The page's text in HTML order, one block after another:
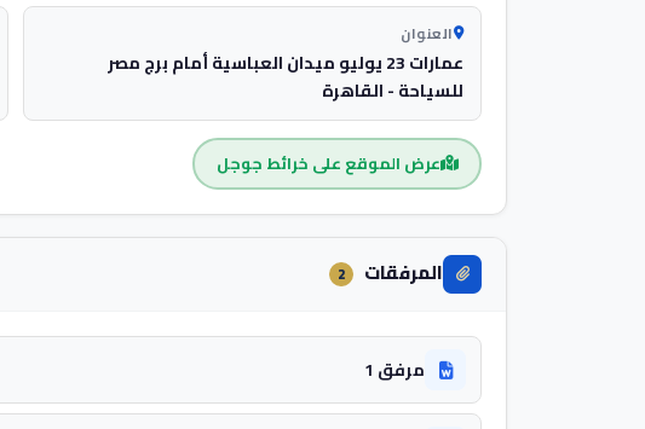
العنوان
عمارات 23 يوليو ميدان العباسية أمام برج مصر
للسياحة - القاهرة
عرض الموقع على خرائط جوجل
المرفقات 2
مرفق 1